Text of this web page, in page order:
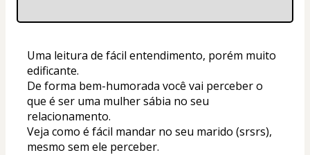
Uma leitura de fácil entendimento, porém muito
edificante.
De forma bem-humorada você vai perceber o
que é ser uma mulher sábia no seu
relacionamento.
Veja como é fácil mandar no seu marido (srsrs),
mesmo sem ele perceber.